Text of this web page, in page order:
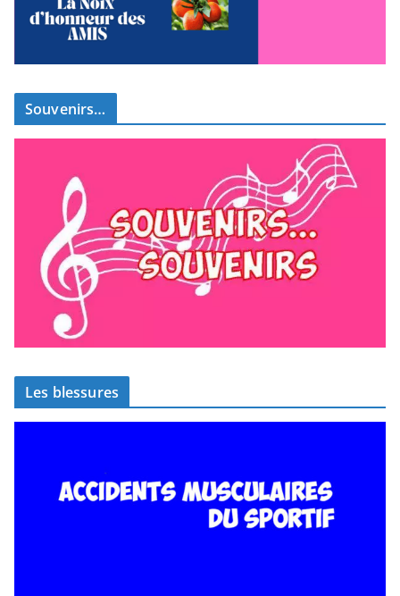
Souvenirs…
Les blessures